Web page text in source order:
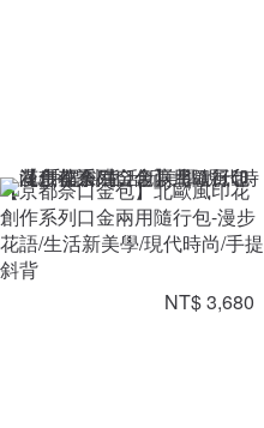
【京都奈口金包】北歐風印花
創作系列口金兩用隨行包-漫步
花語/生活新美學/現代時尚/手提
斜背
NT$ 3,680